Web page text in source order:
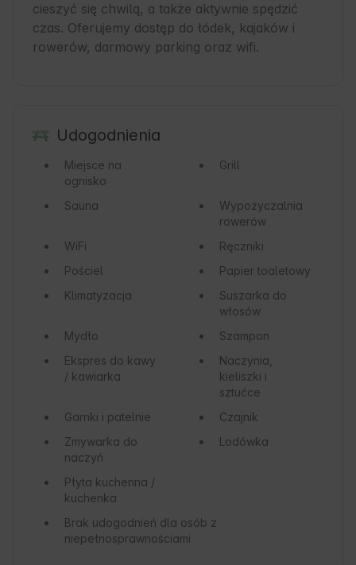
cieszyć się chwilą, a także aktywnie spędzić
czas. Oferujemy dostęp do łódek, kajaków i
rowerów, darmowy parking oraz wifi.
Udogodnienia
Miejsce na
ognisko
Grill
Sauna
Wypożyczalnia
rowerów
WiFi
Ręczniki
Pościel
Papier toaletowy
Klimatyzacja
Suszarka do
włosów
Mydło
Szampon
Ekspres do kawy
/ kawiarka
Naczynia,
kieliszki i
sztućce
Garnki i patelnie
Czajnik
Zmywarka do
naczyń
Lodówka
Płyta kuchenna /
kuchenka
Brak udogodnień dla osób z
niepełnosprawnościami